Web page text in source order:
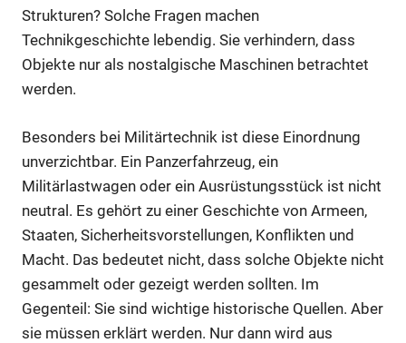
Strukturen? Solche Fragen machen
Technikgeschichte lebendig. Sie verhindern, dass
Objekte nur als nostalgische Maschinen betrachtet
werden.
Besonders bei Militärtechnik ist diese Einordnung
unverzichtbar. Ein Panzerfahrzeug, ein
Militärlastwagen oder ein Ausrüstungsstück ist nicht
neutral. Es gehört zu einer Geschichte von Armeen,
Staaten, Sicherheitsvorstellungen, Konflikten und
Macht. Das bedeutet nicht, dass solche Objekte nicht
gesammelt oder gezeigt werden sollten. Im
Gegenteil: Sie sind wichtige historische Quellen. Aber
sie müssen erklärt werden. Nur dann wird aus